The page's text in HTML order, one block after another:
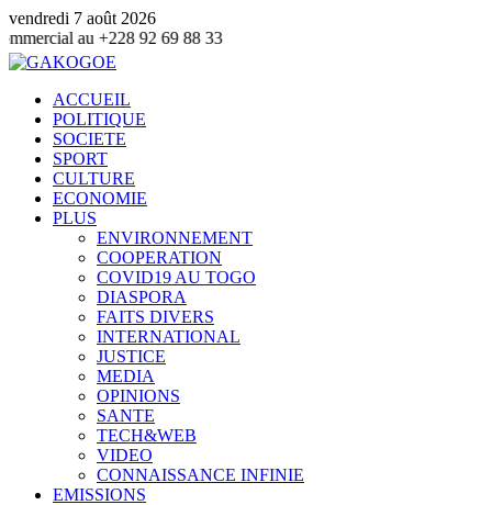
vendredi 7 août 2026
92 69 88 33
ACCUEIL
POLITIQUE
SOCIETE
SPORT
CULTURE
ECONOMIE
PLUS
ENVIRONNEMENT
COOPERATION
COVID19 AU TOGO
DIASPORA
FAITS DIVERS
INTERNATIONAL
JUSTICE
MEDIA
OPINIONS
SANTE
TECH&WEB
VIDEO
CONNAISSANCE INFINIE
EMISSIONS